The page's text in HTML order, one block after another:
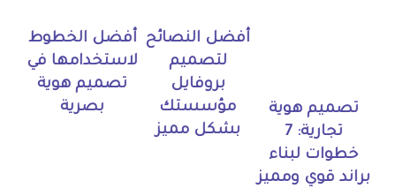
تصميم هوية
تجارية: 7
خطوات لبناء
براند قوي ومميز
أفضل النصائح
لتصميم
بروفايل
مؤسستك
بشكل مميز
أفضل الخطوط
لاستخدامها في
تصميم هوية
بصرية